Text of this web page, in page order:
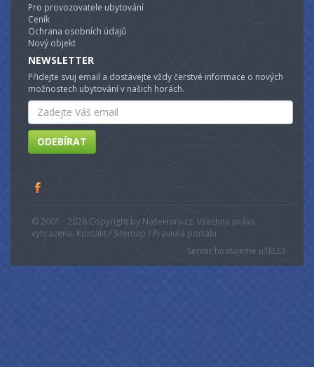
Pro provozovatele ubytování
Ceník
Ochrana osobních údajů
Nový objekt
NEWSLETTER
Přidejte svuj email a dostávejte vždy čerstvé informace o nových
možnostech ubytování v našich horách.
Email
ODEBÍRAT
© 2001 - 2026 Copyright by NašeHory.cz. Všechna práva
vyhrazena. Kontakt / Sitemap / Pravidlá portálu
Server hostujeme uTELE3